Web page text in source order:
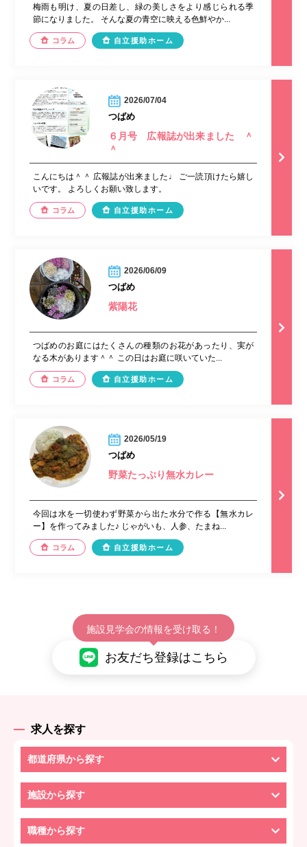
梅雨も明け、夏の日差し、緑の美しさをより感じられる季
節になりました。 そんな夏の青空に映える色鮮やか...
コラム 自立援助ホーム
2026/07/04
つばめ
６月号 広報誌が出来ました ＾
＾
こんにちは＾＾ 広報誌が出来ました♩ ご一読頂けたら嬉し
いです。 よろしくお願い致します。
コラム 自立援助ホーム
2026/06/09
つばめ
紫陽花
つばめのお庭にはたくさんの種類のお花があったり、実が
なる木があります＾＾ この日はお庭に咲いていた...
コラム 自立援助ホーム
2026/05/19
つばめ
野菜たっぷり無水カレー
今回は水を一切使わず野菜から出た水分で作る【無水カレ
ー】を作ってみました♪ じゃがいも、人参、たまね...
コラム 自立援助ホーム
施設見学会の情報を受け取る！
お友だち登録はこちら
求人を探す
都道府県から探す
施設から探す
職種から探す